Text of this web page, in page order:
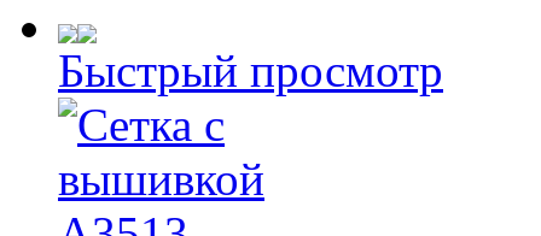
Быстрый просмотр